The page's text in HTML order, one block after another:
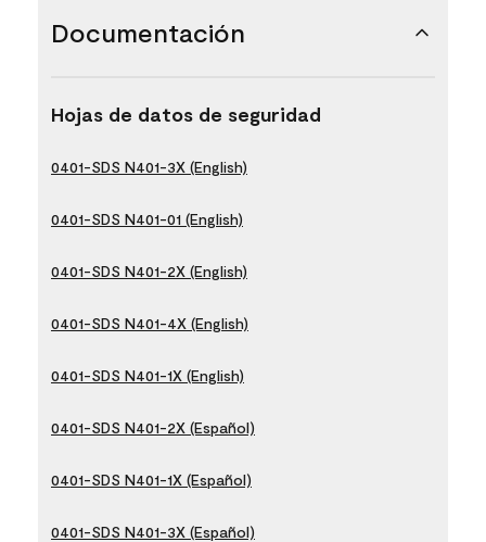
Documentación
Hojas de datos de seguridad
0401-SDS N401-3X (English)
0401-SDS N401-01 (English)
0401-SDS N401-2X (English)
0401-SDS N401-4X (English)
0401-SDS N401-1X (English)
0401-SDS N401-2X (Español)
0401-SDS N401-1X (Español)
0401-SDS N401-3X (Español)